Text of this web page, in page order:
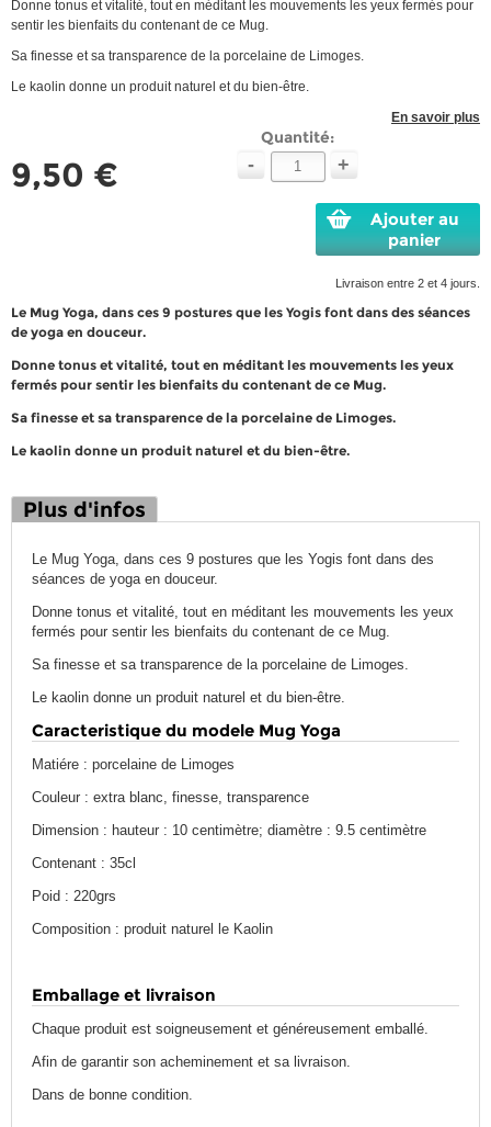
Donne tonus et vitalité, tout en méditant les mouvements les yeux fermés pour
sentir les bienfaits du contenant de ce Mug.
Sa finesse et sa transparence de la porcelaine de Limoges.
Le kaolin donne un produit naturel et du bien-être.
En savoir plus
9,50 €
Quantité:
- +
Ajouter au
panier
Livraison entre 2 et 4 jours.
Le Mug Yoga, dans ces 9 postures que les Yogis font dans des séances
de yoga en douceur.
Donne tonus et vitalité, tout en méditant les mouvements les yeux
fermés pour sentir les bienfaits du contenant de ce Mug.
Sa finesse et sa transparence de la porcelaine de Limoges.
Le kaolin donne un produit naturel et du bien-être.
Plus d'infos
Le Mug Yoga, dans ces 9 postures que les Yogis font dans des
séances de yoga en douceur.
Donne tonus et vitalité, tout en méditant les mouvements les yeux
fermés pour sentir les bienfaits du contenant de ce Mug.
Sa finesse et sa transparence de la porcelaine de Limoges.
Le kaolin donne un produit naturel et du bien-être.
Caracteristique du modele Mug Yoga
Matiére : porcelaine de Limoges
Couleur : extra blanc, finesse, transparence
Dimension : hauteur : 10 centimètre; diamètre : 9.5 centimètre
Contenant : 35cl
Poid : 220grs
Composition : produit naturel le Kaolin
Emballage et livraison
Chaque produit est soigneusement et généreusement emballé.
Afin de garantir son acheminement et sa livraison.
Dans de bonne condition.